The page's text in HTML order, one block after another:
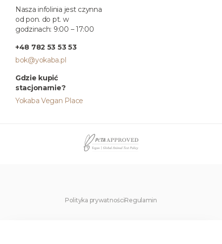
Nasza infolinia jest czynna
od pon. do pt. w
godzinach: 9:00 – 17:00
+48 782 53 53 53
bok@yokaba.pl
Gdzie kupić
stacjonarnie?
Yokaba Vegan Place
Polityka prywatnościRegulamin